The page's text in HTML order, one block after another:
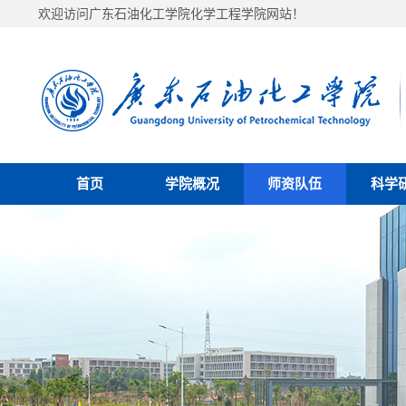
欢迎访问广东石油化工学院化学工程学院网站！
首页 学院概况 师资队伍 科学